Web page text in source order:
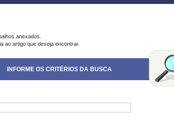
anexados.
ao artigo que deseja encontrar.
INFORME OS CRITÉRIOS DA BUSCA